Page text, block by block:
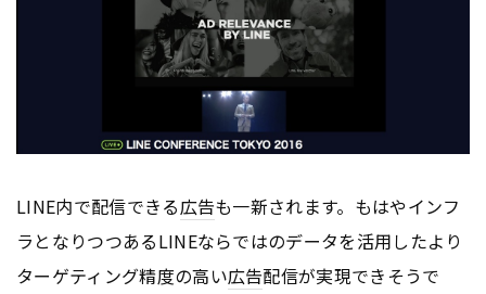
LINE内で配信できる広告も一新されます。もはやインフ
ラとなりつつあるLINEならではのデータを活用したより
ターゲティング精度の高い広告配信が実現できそうで